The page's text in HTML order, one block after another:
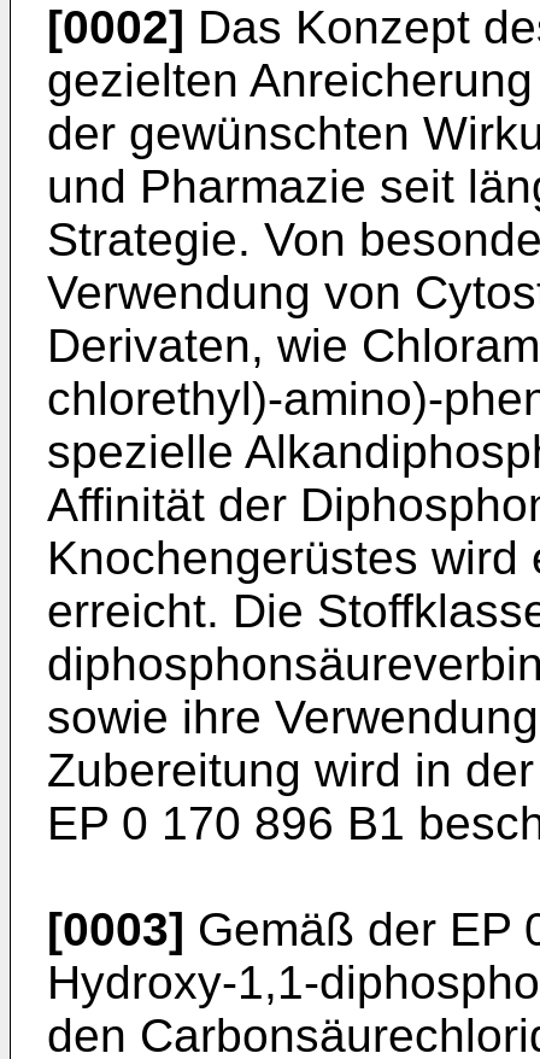
[0002] Das Konzept
gezielten
der gewünschten
und Pharmazie seit
Strategie. Von
Verwendung von
Derivaten, wie
chlorethyl)-amino)-
spezielle
Affinität der
Knochengerüstes
erreicht. Die
sowie ihre
Zubereitung wird in
EP 0 170 896 B1
[0003] Gemäß der EP
Hydroxy-1,1-
den